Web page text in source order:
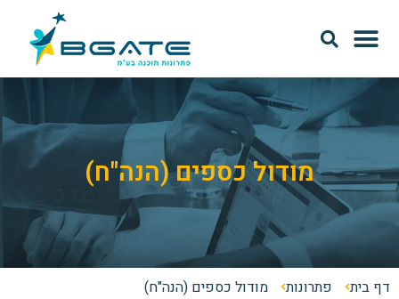
מודול כספים (הנה"ח)
דף בית פתרונות מודול כספים (הנה"ח)